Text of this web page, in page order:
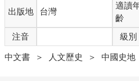
出版地 台灣
適讀
齡
注音 級別
中文書 ＞ 人文歷史 ＞ 中國史地